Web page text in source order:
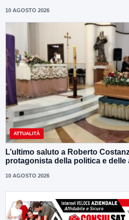
10 AGOSTO 2026
ATTUALITÀ
L’ultimo saluto a Roberto
protagonista della politica e delle
10 AGOSTO 2026